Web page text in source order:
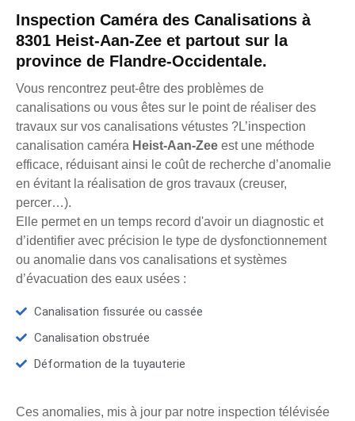
Inspection Caméra des Canalisations à
8301 Heist-Aan-Zee et partout sur la
province de Flandre-Occidentale.
Vous rencontrez peut-être des problèmes de
canalisations ou vous êtes sur le point de réaliser des
travaux sur vos canalisations vétustes ?L’inspection
canalisation caméra Heist-Aan-Zee est une méthode
efficace, réduisant ainsi le coût de recherche d’anomalie
en évitant la réalisation de gros travaux (creuser,
percer…).
Elle permet en un temps record d'avoir un diagnostic et
d’identifier avec précision le type de dysfonctionnement
ou anomalie dans vos canalisations et systèmes
d’évacuation des eaux usées :
Canalisation fissurée ou cassée
Canalisation obstruée
Déformation de la tuyauterie
Ces anomalies, mis à jour par notre inspection télévisée